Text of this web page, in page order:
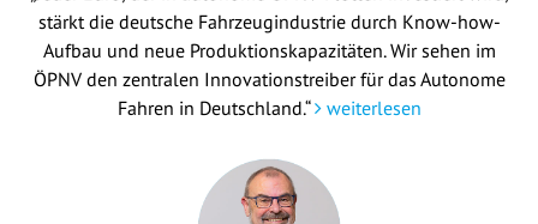
stärkt die deutsche Fahrzeugindustrie durch Know-how-
Aufbau und neue Produktionskapazitäten. Wir sehen im
ÖPNV den zentralen Innovationstreiber für das Autonome
Fahren in Deutschland.“ weiterlesen